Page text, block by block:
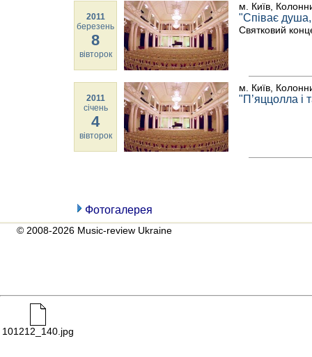
2011
березень
8
вівторок
м. Київ,
"Співає
Святковий
2011
січень
4
вівторок
м. Київ,
"П’яццолла і
Фотогалерея
© 2008-2026 Music-review Ukraine
101212_140.jpg